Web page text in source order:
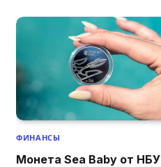
ФИНАНСЫ
Монета Sea Baby от НБУ